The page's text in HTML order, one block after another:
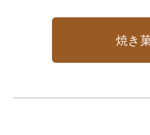
トセットです。
焼き